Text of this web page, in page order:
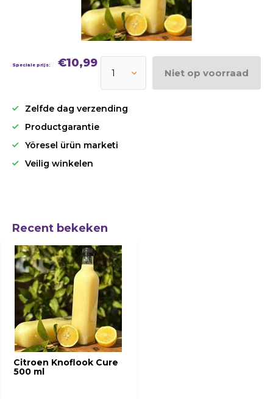
Speciale prijs: €10,99
Niet op voorraad
Zelfde dag verzending
Productgarantie
Yöresel ürün marketi
Veilig winkelen
Recent bekeken
Citroen Knoflook Cure
500 ml